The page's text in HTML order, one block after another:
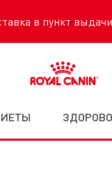
в пункт